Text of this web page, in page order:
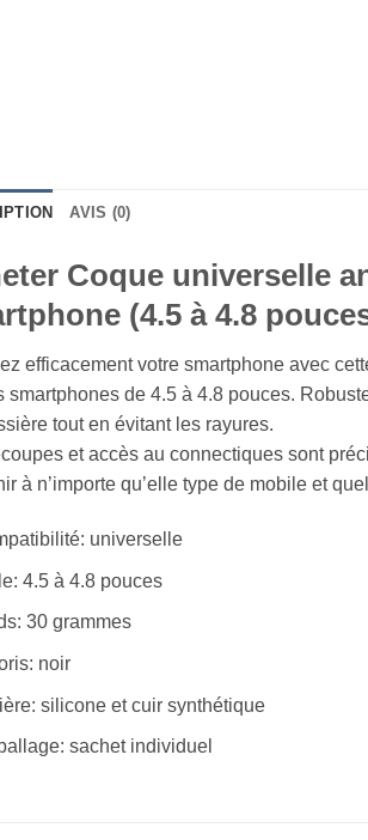
AVIS (0)
Coque universelle
(4.5 à 4.8
efficacement votre smartphone avec
smartphones de 4.5 à 4.8 pouces.
tout en évitant les rayures.
et accès au connectiques sont
à n’importe qu’elle type de mobile et
universelle
4.5 à 4.8 pouces
30 grammes
noir
silicone et cuir synthétique
sachet individuel